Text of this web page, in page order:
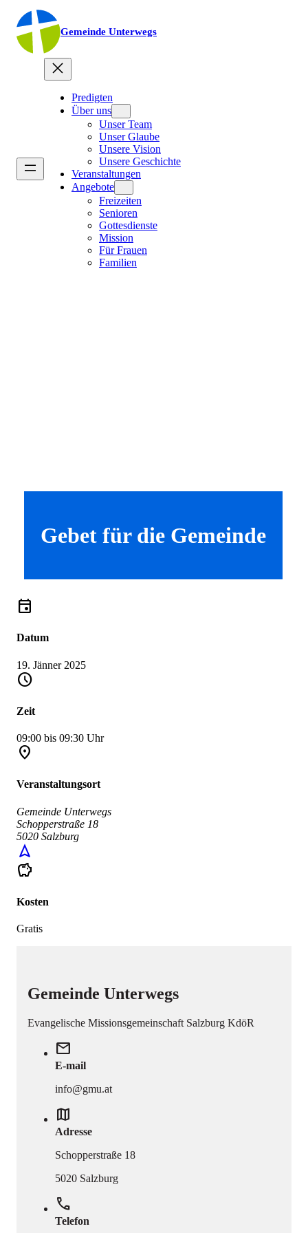
Gemeinde Unterwegs
Predigten
Über uns
Unser Team
Unser Glaube
Unsere Vision
Unsere Geschichte
Veranstaltungen
Angebote
Freizeiten
Senioren
Gottesdienste
Mission
Für Frauen
Familien
Gebet für die Gemeinde
event
Datum
19. Jänner 2025
schedule
Zeit
09:00 bis 09:30 Uhr
place
Veranstaltungsort
Gemeinde Unterwegs
Schopperstraße 18
5020 Salzburg
navigation
savings
Kosten
Gratis
Gemeinde Unterwegs
Evangelische Missionsgemeinschaft Salzburg KdöR
mail
E-mail
info@gmu.at
map
Adresse
Schopperstraße 18
5020 Salzburg
phone
Telefon